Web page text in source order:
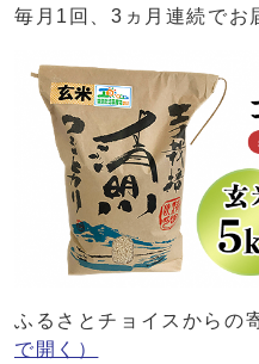
毎月1回、3ヵ月連続でお
ふるさとチョイスからの
で開く）